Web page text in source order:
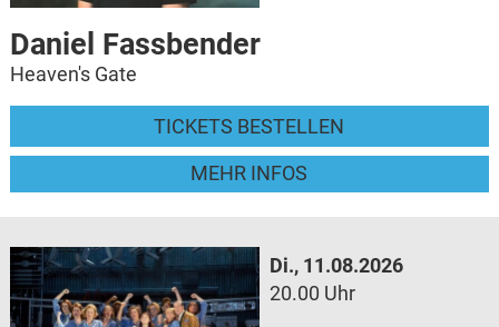
Daniel Fassbender
Heaven's Gate
TICKETS BESTELLEN
MEHR INFOS
Di., 11.08.2026
20.00 Uhr